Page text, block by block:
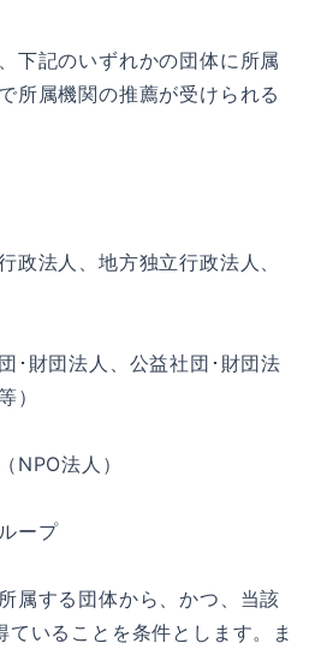
下記のいずれかの団体に所属
所属機関の推薦が受けられる
法人、地方独立行政法人、
･財団法人、公益社団･財団法
）
NPO法人）
ープ
属する団体から、かつ、当該
いることを条件とします。ま